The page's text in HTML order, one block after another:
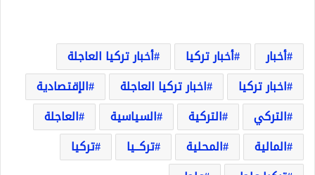
أخبار أخبار تركيا
أخبار تركيا العاجلة
اخبار تركيا
اخبار تركيا العاجلة
الإقتصادية
التركي
التركية السياسية
العاجلة
المالية
المحلية تركــيا
تركيا